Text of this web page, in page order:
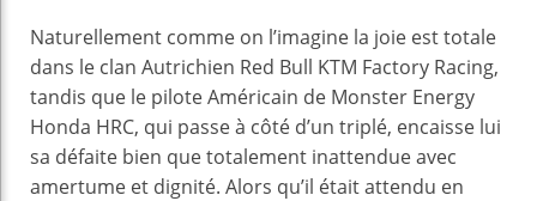
Naturellement comme on l’imagine la joie est totale
dans le clan Autrichien Red Bull KTM Factory Racing,
tandis que le pilote Américain de Monster Energy
Honda HRC, qui passe à côté d’un triplé, encaisse lui
sa défaite bien que totalement inattendue avec
amertume et dignité. Alors qu’il était attendu en